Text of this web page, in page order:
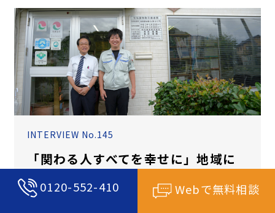
0120-552-410 Webで無料相談
INTERVIEW No.145
「関わる人すべてを幸せに」地域に
根ざした工務店が描く、
M&Aによる未来への継承